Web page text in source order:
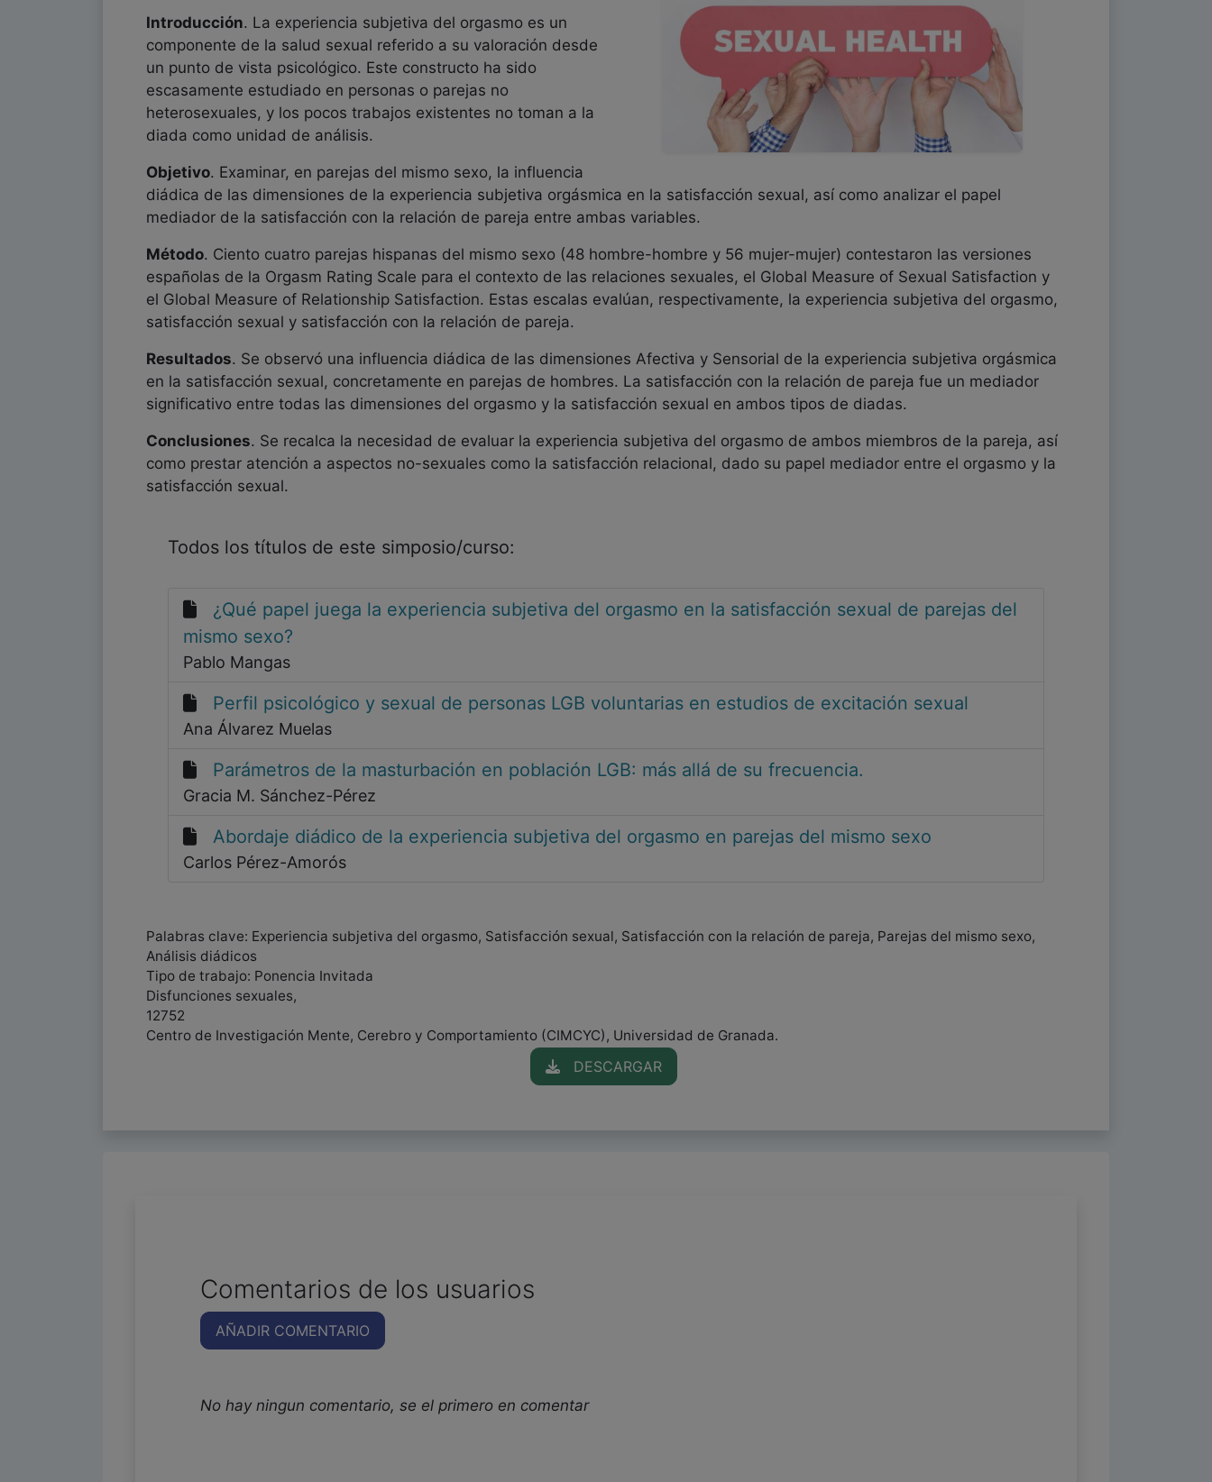
Introducción. La experiencia subjetiva del orgasmo es un
componente de la salud sexual referido a su valoración desde
un punto de vista psicológico. Este constructo ha sido
escasamente estudiado en personas o parejas no
heterosexuales, y los pocos trabajos existentes no toman a la
diada como unidad de análisis.
Objetivo. Examinar, en parejas del mismo sexo, la influencia
diádica de las dimensiones de la experiencia subjetiva orgásmica en la satisfacción sexual, así como analizar el papel
mediador de la satisfacción con la relación de pareja entre ambas variables.
Método. Ciento cuatro parejas hispanas del mismo sexo (48 hombre-hombre y 56 mujer-mujer) contestaron las versiones
españolas de la Orgasm Rating Scale para el contexto de las relaciones sexuales, el Global Measure of Sexual Satisfaction y
el Global Measure of Relationship Satisfaction. Estas escalas evalúan, respectivamente, la experiencia subjetiva del orgasmo,
satisfacción sexual y satisfacción con la relación de pareja.
Resultados. Se observó una influencia diádica de las dimensiones Afectiva y Sensorial de la experiencia subjetiva orgásmica
en la satisfacción sexual, concretamente en parejas de hombres. La satisfacción con la relación de pareja fue un mediador
significativo entre todas las dimensiones del orgasmo y la satisfacción sexual en ambos tipos de diadas.
Conclusiones. Se recalca la necesidad de evaluar la experiencia subjetiva del orgasmo de ambos miembros de la pareja, así
como prestar atención a aspectos no-sexuales como la satisfacción relacional, dado su papel mediador entre el orgasmo y la
satisfacción sexual.
Todos los títulos de este simposio/curso:
¿Qué papel juega la experiencia subjetiva del orgasmo en la satisfacción sexual de parejas del
mismo sexo?
Pablo Mangas
Perfil psicológico y sexual de personas LGB voluntarias en estudios de excitación sexual
Ana Álvarez Muelas
Parámetros de la masturbación en población LGB: más allá de su frecuencia.
Gracia M. Sánchez-Pérez
Abordaje diádico de la experiencia subjetiva del orgasmo en parejas del mismo sexo
Carlos Pérez-Amorós
Palabras clave: Experiencia subjetiva del orgasmo, Satisfacción sexual, Satisfacción con la relación de pareja, Parejas del mismo sexo,
Análisis diádicos
Tipo de trabajo: Ponencia Invitada
Disfunciones sexuales,
12752
Centro de Investigación Mente, Cerebro y Comportamiento (CIMCYC), Universidad de Granada.
DESCARGAR
Comentarios de los usuarios
AÑADIR COMENTARIO
No hay ningun comentario, se el primero en comentar